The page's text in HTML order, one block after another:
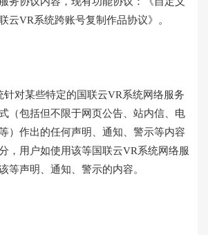
云VR系统跨账号复制作品协议》。
针对某些特定的国联云VR系统网络服务
（包括但不限于网页公告、站内信、电
）作出的任何声明、通知、警示等内容
，用户如使用该等国联云VR系统网络服
等声明、通知、警示的内容。